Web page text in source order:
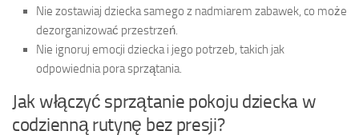
Nie zostawiaj dziecka samego z nadmiarem zabawek, co może
dezorganizować przestrzeń.
Nie ignoruj emocji dziecka i jego potrzeb, takich jak
odpowiednia pora sprzątania.
Jak włączyć sprzątanie pokoju dziecka w
codzienną rutynę bez presji?